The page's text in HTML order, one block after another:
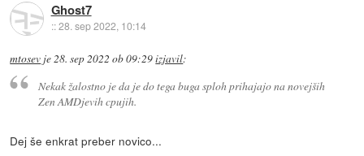
Ghost7
::28. sep 2022, 10:14
mtosev je28. sep 2022 ob 09:29izjavil:
Nekak žalostno je da je do tega buga sploh prihajajo na novejših
Zen AMDjevih cpujih.
Dej še enkrat preber novico...